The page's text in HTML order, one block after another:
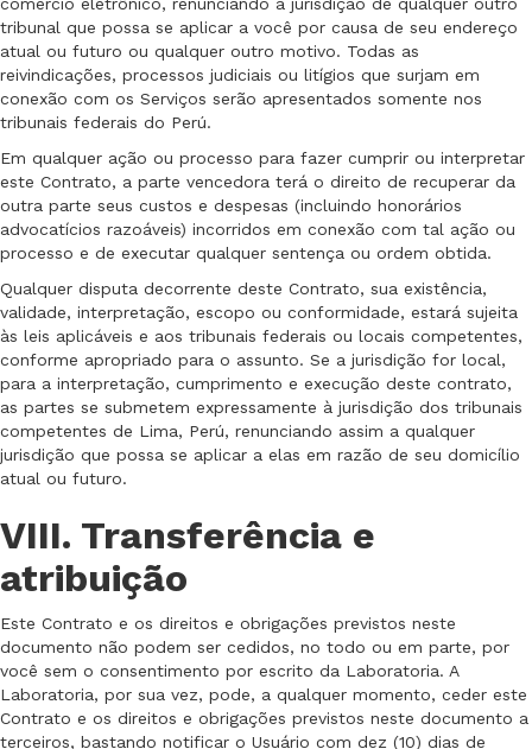
tribunal que possa se aplicar a você por causa de seu endereço
atual ou futuro ou qualquer outro motivo. Todas as
reivindicações, processos judiciais ou litígios que surjam em
conexão com os Serviços serão apresentados somente nos
tribunais federais do Perú.
Em qualquer ação ou processo para fazer cumprir ou interpretar
este Contrato, a parte vencedora terá o direito de recuperar da
outra parte seus custos e despesas (incluindo honorários
advocatícios razoáveis) incorridos em conexão com tal ação ou
processo e de executar qualquer sentença ou ordem obtida.
Qualquer disputa decorrente deste Contrato, sua existência,
validade, interpretação, escopo ou conformidade, estará sujeita
às leis aplicáveis e aos tribunais federais ou locais competentes,
conforme apropriado para o assunto. Se a jurisdição for local,
para a interpretação, cumprimento e execução deste contrato,
as partes se submetem expressamente à jurisdição dos tribunais
competentes de Lima, Perú, renunciando assim a qualquer
jurisdição que possa se aplicar a elas em razão de seu domicílio
atual ou futuro.
VIII. Transferência e
atribuição
Este Contrato e os direitos e obrigações previstos neste
documento não podem ser cedidos, no todo ou em parte, por
você sem o consentimento por escrito da Laboratoria. A
Laboratoria, por sua vez, pode, a qualquer momento, ceder este
Contrato e os direitos e obrigações previstos neste documento a
terceiros, bastando notificar o Usuário com dez (10) dias de